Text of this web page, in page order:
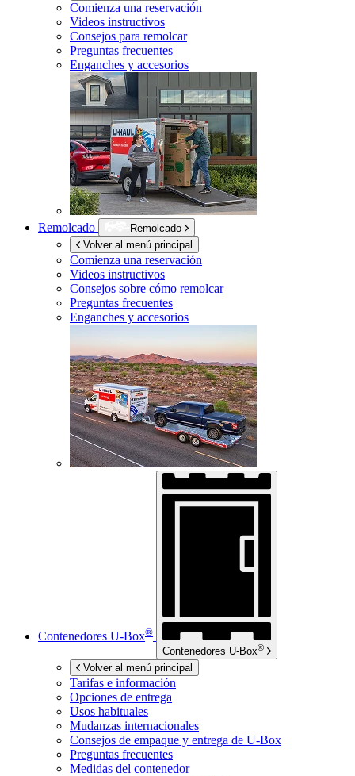
Comienza una reservación
Videos instructivos
Consejos para remolcar
Preguntas frecuentes
Enganches y accesorios
Remolcado
Remolcado
Volver al menú principal
Comienza una reservación
Videos instructivos
Consejos sobre cómo remolcar
Preguntas frecuentes
Enganches y accesorios
Contenedores U-Box®
Contenedores U-Box®
Volver al menú principal
Tarifas e información
Opciones de entrega
Usos habituales
Mudanzas internacionales
Consejos de empaque y entrega de U-Box
Preguntas frecuentes
Medidas del contenedor